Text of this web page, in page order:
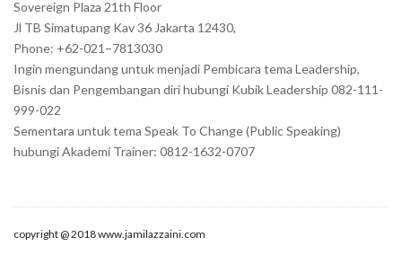
Sovereign Plaza 21th Floor
Jl TB Simatupang Kav 36 Jakarta 12430,
Phone: +62-021–7813030
Ingin mengundang untuk menjadi Pembicara tema Leadership,
Bisnis dan Pengembangan diri hubungi Kubik Leadership 082-111-
999-022
Sementara untuk tema Speak To Change (Public Speaking)
hubungi Akademi Trainer: 0812-1632-0707
copyright @ 2018 www.jamilazzaini.com